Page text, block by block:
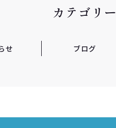
カテゴリー
せ ブログ